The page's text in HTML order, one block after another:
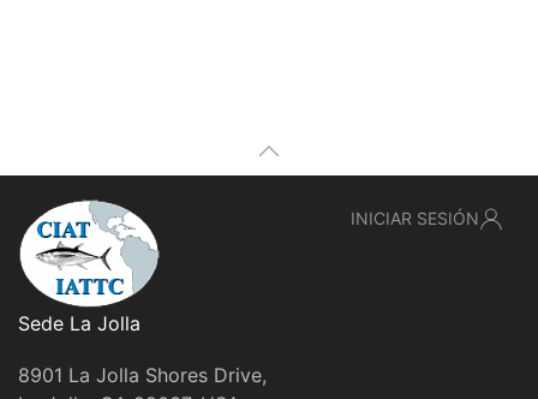
Sede La Jolla
8901 La Jolla Shores Drive,
INICIAR SESIÓN